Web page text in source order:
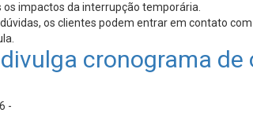
impactos da interrupção temporária.
os clientes podem entrar em contato
cronograma
-